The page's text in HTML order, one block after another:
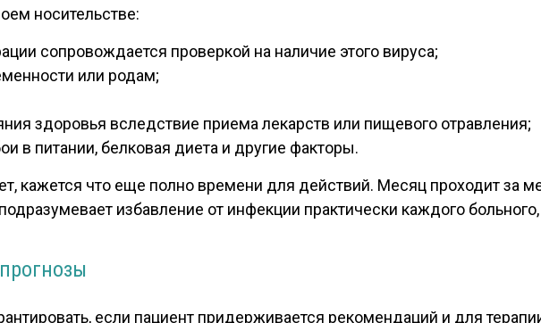
носительстве:
сопровождается проверкой на наличие этого вируса;
или родам;
здоровья вследствие приема лекарств или пищевого отравления;
в питании, белковая диета и другие факторы.
кажется что еще полно времени для действий. Месяц проходит за
избавление от инфекции практически каждого
если пациент придерживается рекомендаций и для